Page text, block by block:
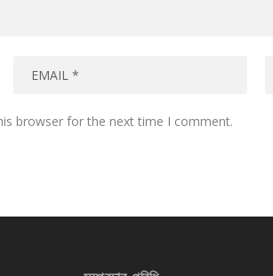
browser for the next time I comment.